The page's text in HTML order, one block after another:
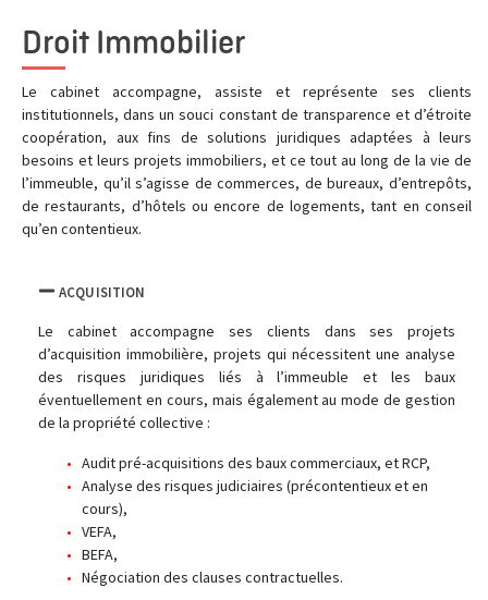
Droit Immobilier
Le cabinet accompagne, assiste et représente ses clients
institutionnels, dans un souci constant de transparence et d’étroite
coopération, aux fins de solutions juridiques adaptées à leurs
besoins et leurs projets immobiliers, et ce tout au long de la vie de
l’immeuble, qu’il s’agisse de commerces, de bureaux, d’entrepôts,
de restaurants, d’hôtels ou encore de logements, tant en conseil
qu’en contentieux.
ACQUISITION
Le cabinet accompagne ses clients dans ses projets
d’acquisition immobilière, projets qui nécessitent une analyse
des risques juridiques liés à l’immeuble et les baux
éventuellement en cours, mais également au mode de gestion
de la propriété collective :
Audit pré-acquisitions des baux commerciaux, et RCP,
Analyse des risques judiciaires (précontentieux et en
cours),
VEFA,
BEFA,
Négociation des clauses contractuelles.